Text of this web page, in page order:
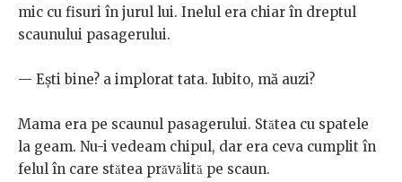
mic cu fisuri în jurul lui. Inelul era chiar în dreptul
scaunului pasagerului.
— Ești bine? a implorat tata. Iubito, mă auzi?
Mama era pe scaunul pasagerului. Stătea cu spatele
la geam. Nu-i vedeam chipul, dar era ceva cumplit în
felul în care stătea prăvălită pe scaun.